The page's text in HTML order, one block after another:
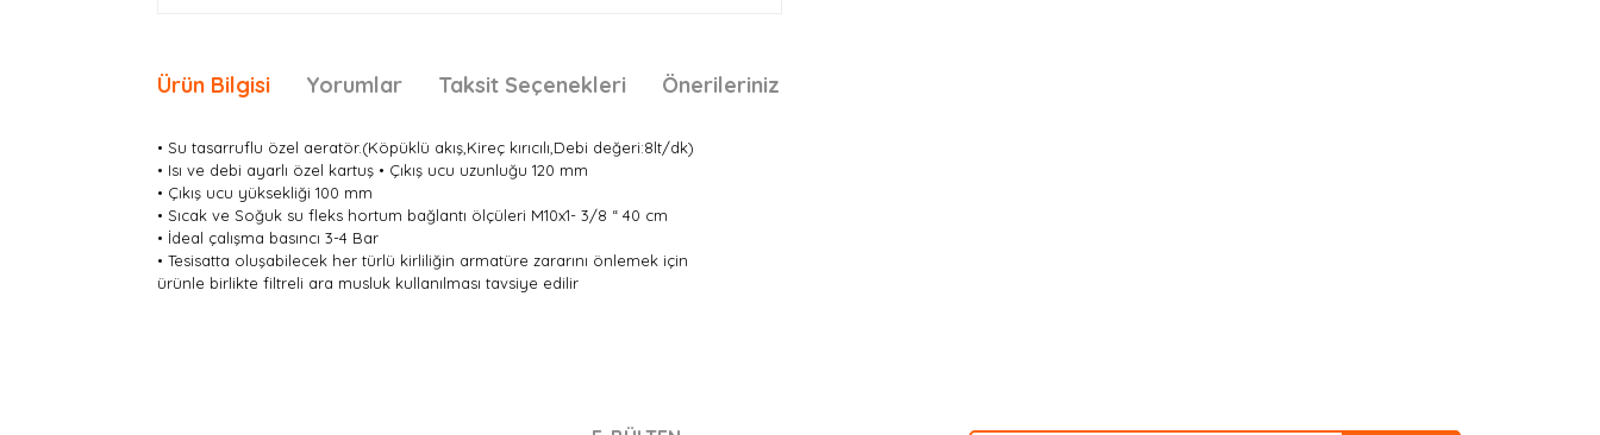
Ürün Bilgisi Yorumlar Taksit Seçenekleri Önerileriniz
• Su tasarruflu özel aeratör.(Köpüklü akış,Kireç kırıcılı,Debi değeri:8lt/dk)
• Isı ve debi ayarlı özel kartuş • Çıkış ucu uzunluğu 120 mm
• Çıkış ucu yüksekliği 100 mm
• Sıcak ve Soğuk su fleks hortum bağlantı ölçüleri M10x1- 3/8 “ 40 cm
• İdeal çalışma basıncı 3-4 Bar
• Tesisatta oluşabilecek her türlü kirliliğin armatüre zararını önlemek için
ürünle birlikte filtreli ara musluk kullanılması tavsiye edilir